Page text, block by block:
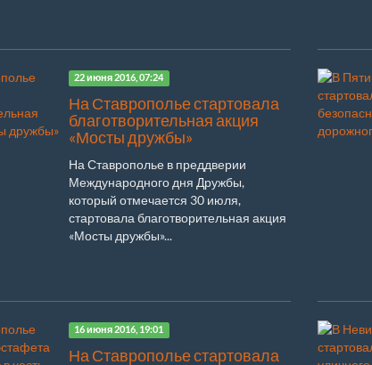
22 июня 2016, 07:24
На Ставрополье стартовала
благотворительная акция
«Мосты дружбы»
На Ставрополье в преддверии
Международного дня Дружбы,
который отмечается 30 июля,
стартовала благотворительная акция
«Мосты дружбы»...
16 июня 2016, 19:01
На Ставрополье стартовала